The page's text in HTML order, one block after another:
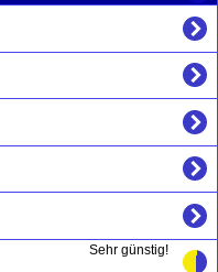
Sehr günstig!